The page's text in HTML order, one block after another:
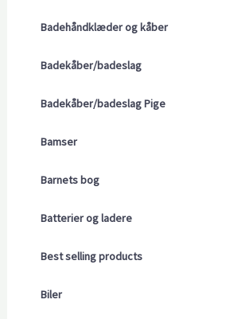
Badehåndklæder og kåber
Badekåber/badeslag
Badekåber/badeslag Pige
Bamser
Barnets bog
Batterier og ladere
Best selling products
Biler